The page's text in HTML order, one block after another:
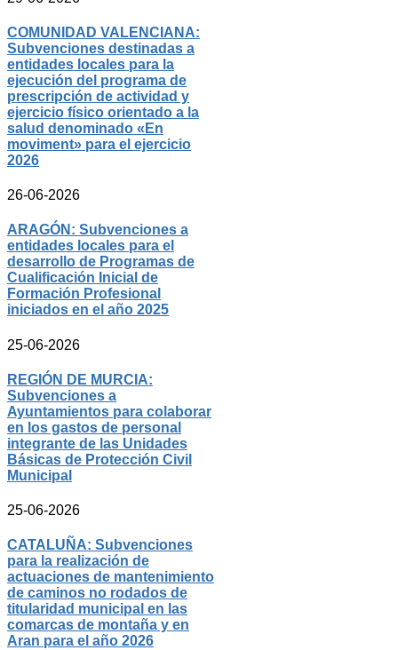
COMUNIDAD VALENCIANA:
Subvenciones destinadas a
entidades locales para la
ejecución del programa de
prescripción de actividad y
ejercicio físico orientado a la
salud denominado «En
moviment» para el ejercicio
2026
26-06-2026
ARAGÓN: Subvenciones a
entidades locales para el
desarrollo de Programas de
Cualificación Inicial de
Formación Profesional
iniciados en el año 2025
25-06-2026
REGIÓN DE MURCIA:
Subvenciones a
Ayuntamientos para colaborar
en los gastos de personal
integrante de las Unidades
Básicas de Protección Civil
Municipal
25-06-2026
CATALUÑA: Subvenciones
para la realización de
actuaciones de mantenimiento
de caminos no rodados de
titularidad municipal en las
comarcas de montaña y en
Aran para el año 2026